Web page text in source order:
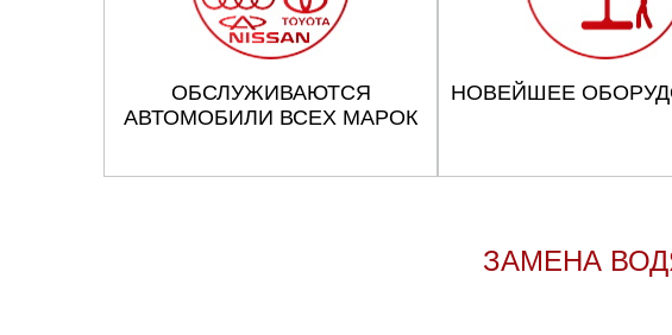
ОБСЛУЖИВАЮТСЯ
АВТОМОБИЛИ ВСЕХ МАРОК
НОВЕЙШЕЕ
ЗАМЕНА